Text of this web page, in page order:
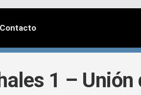
Contacto
1 – Unión